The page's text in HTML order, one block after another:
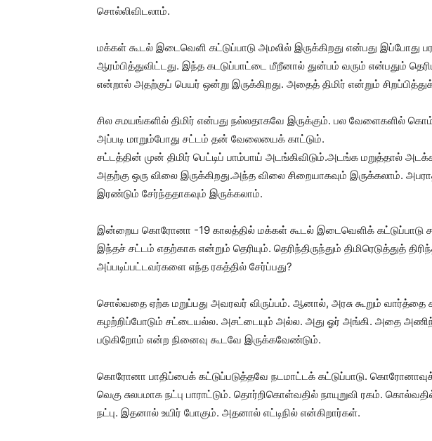
சொல்லிவிடலாம்.
மக்கள் கூடல் இடைவெளி கட்டுப்பாடு அமலில் இருக்கிறது என்பது இப்போது
ஆரம்பித்துவிட்டது. இந்த கடடுப்பாட்டை மீறீனால் துன்பம் வரும் என்பதும்
என்றால் அதற்குப் பெயர் ஒன்று இருக்கிறது. அதைத் திமிர் என்றும்
சில சமயங்களில் திமிர் என்பது நல்லதாகவே இருக்கும். பல வேளைகளில்
அப்படி மாறும்போது சட்டம் தன் வேலையைக் காட்டும்.
சட்டத்தின் முன் திமிர் பெட்டிப் பாம்பாய் அடங்கிவிடும்.அடங்க மறுத்தால்
அதற்கு ஒரு விலை இருக்கிறது.அந்த விலை சிறையாகவும் இருக்கலாம்.
இரண்டும் சேர்ந்ததாகவும் இருக்கலாம்.
இன்றைய கொரோனா -19 காலத்தில் மக்கள் கூடல் இடைவெளிக் கட்டுப்பாடு
இந்தச் சட்டம் எதற்காக என்றும் தெரியும். தெரிந்திருந்தும் திமிரெடுத்துத்
அப்படிப்பட்டவர்களை எந்த ரகத்தில் சேர்ப்பது?
சொல்வதை ஏற்க மறுப்பது அவரவர் விருப்பம். ஆனால், அரசு கூறும் வார்த்தை
கழற்றிப்போடும் சட்டையல்ல. அசட்டையும் அல்ல. அது ஓர் அங்கி. அதை
படுகிறோம் என்ற நினைவு கூடவே இருக்கவேண்டும்.
கொரோனா பாதிப்பைக் கட்டுப்படுத்தவே நடமாட்டக் கட்டுப்பாடு.
வெகு சுலபமாக நட்பு பாராட்டும். தொர்றிகொள்வதில் நாயுறுவி ரகம்.
நட்பு. இதனால் உயிர் போகும். அதனால் எட்டிநில் என்கிறார்கள்.